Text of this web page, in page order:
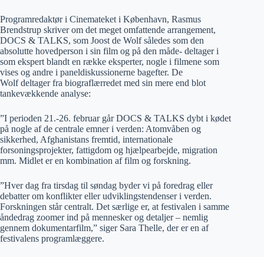
Programredaktør i Cinemateket i København, Rasmus
Brendstrup skriver om det meget omfattende arrangement,
DOCS & TALKS, som Joost de Wolf således som den
absolutte hovedperson i sin film og på den måde- deltager i
som ekspert blandt en række eksperter, nogle i filmene som
vises og andre i paneldiskussionerne bagefter. De
Wolf deltager fra biograflærredet med sin mere end blot
tankevækkende analyse:
”I perioden 21.-26. februar går DOCS & TALKS dybt i kødet
på nogle af de centrale emner i verden: Atomvåben og
sikkerhed, Afghanistans fremtid, internationale
forsoningsprojekter, fattigdom og hjælpearbejde, migration
mm. Midlet er en kombination af film og forskning.
”Hver dag fra tirsdag til søndag byder vi på foredrag eller
debatter om konflikter eller udviklingstendenser i verden.
Forskningen står centralt. Det særlige er, at festivalen i samme
åndedrag zoomer ind på mennesker og detaljer – nemlig
gennem dokumentarfilm,” siger Sara Thelle, der er en af
festivalens programlæggere.